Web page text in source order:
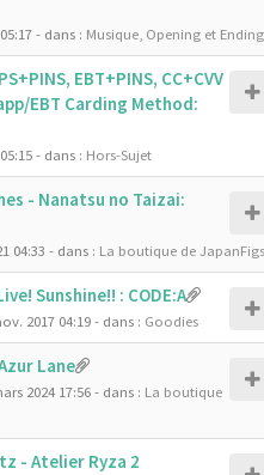
- dans : Musique, Opening et Ending
EBT+PINS, CC+CVV
EBT Carding Method:
- dans : Hors-Sujet
- Nanatsu no Taizai:
04:33 - dans : La boutique de JapanFigs
Sunshine!! : CODE:A
2017 04:19- dans : Goodies
Lane
2024 17:56- dans : La boutique
- Atelier Ryza 2